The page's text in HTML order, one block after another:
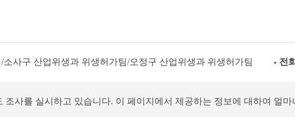
사구 산업위생과 위생허가팀/오정구 산업위생과 위생허가팀 전
사를 실시하고 있습니다. 이 페이지에서 제공하는 정보에 대하여 얼마